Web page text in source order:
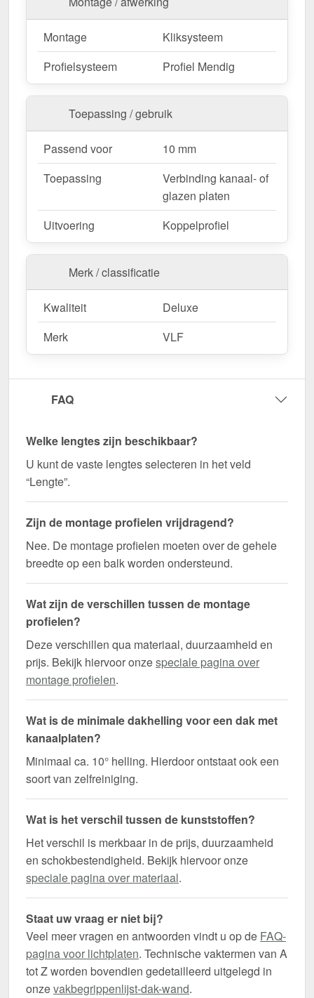
Flexibele temperatuurnivellering
insteekdiepte geeft de platen ruimte om uit te
breiden.
Ideaal voor de volgende toepassingen:
Terrassen & carports – Stabiele & strakke
verbinding tussen meerdere lagen.
Serres & kassen
– Perfecte lichttransmissie met
stevige fixatie.
Dakbedekking & bekleding– Weerbestendige
Commerciële hallen & opslagruimte–
Robuuste bevestiging voor duurzame
constructies.
Agrarische gebouwen
Bestel nu Mendig | Koppelprofiel | 10 mm |
Thermo/Classic – Snel geleverd en perfect op
Zorg voor een stabiele en visueel aantrekkelijke
verbinding voor uw kanaalplaten - bestel nu!
Montage
Kliksysteem
Profielsysteem
Profiel Mendig
Toepassing / gebruik
Passend voor
10 mm
Toepassing
Verbinding kanaal- of
glazen platen
Uitvoering
Koppelprofiel
Merk / classificatie
Kwaliteit
Deluxe
Merk
VLF
FAQ
Welke lengtes zijn beschikbaar?
U kunt de vaste lengtes selecteren in het veld
“Lengte”.
Zijn de montage profielen vrijdragend?
Nee. De montage profielen moeten over de gehele
breedte op een balk worden ondersteund.
Wat zijn de verschillen tussen de montage
profielen?
Deze verschillen qua materiaal, duurzaamheid en
prijs. Bekijk hiervoor onzespeciale pagina over
montage profielen.
Wat is de minimale dakhelling voor een dak met
kanaalplaten?
Minimaal ca. 10° helling. Hierdoor ontstaat ook een
soort van zelfreiniging.
Wat is het verschil tussen de kunststoffen?
Het verschil is merkbaar in de prijs, duurzaamheid
en schokbestendigheid. Bekijk hiervoor onze
speciale pagina over materiaal.
Staat uw vraag er niet bij?
Veel meer vragen en antwoorden vindt u op de FAQ-
pagina voor lichtplaten. Technische vaktermen van A
tot Z worden bovendien gedetailleerd uitgelegd in
onzevakbegrippenlijst-dak-wand.